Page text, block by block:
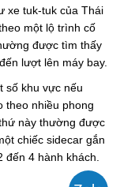
xe tuk-tuk của Thái
một lộ trình cố
được tìm thấy
lượt lên máy bay.
số khu vực nếu
theo nhiều phong
này thường được
chiếc sidecar gắn
4 hành khách.